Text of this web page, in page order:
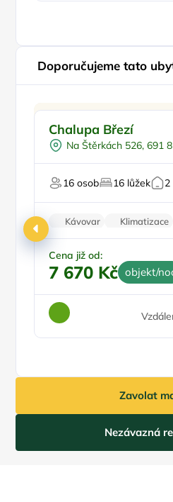
Doporučujeme tato
Venkovní bazén
Vířivka
Sauna
Pro milovníky vína
Chalupa Březí
Na Štěrkách 526, 691
16 osob 16 lůžek 2
Kávovar Klimatizace
Sušička
Vinotéka
Cena již od:
7 670 Kč objekt/
Zavolat
Nezávazná